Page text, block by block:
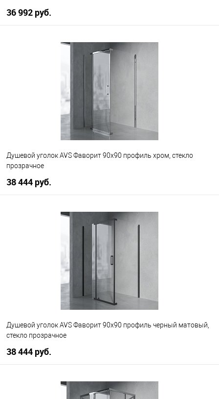
36 992 руб.
В корзину
В наличии
Душевой уголок AVS Фаворит 90x90 профиль хром, стекло
прозрачное
38 444 руб.
В корзину
Душевой уголок AVS Фаворит 90x90 профиль черный матовый,
стекло прозрачное
38 444 руб.
В корзину